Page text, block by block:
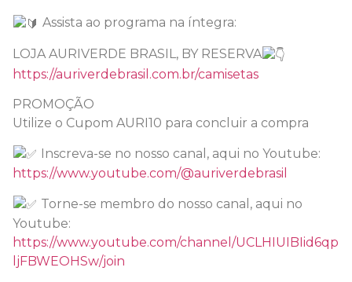
Assista ao programa na íntegra:
LOJA AURIVERDE BRASIL, BY RESERVA
https://auriverdebrasil.com.br/camisetas
PROMOÇÃO
Utilize o Cupom AURI10 para concluir a compra
Inscreva-se no nosso canal, aqui no Youtube:
https://www.youtube.com/@auriverdebrasil
Torne-se membro do nosso canal, aqui no
Youtube:
https://www.youtube.com/channel/UCLHIUIBIid6qp
ljFBWEOHSw/join